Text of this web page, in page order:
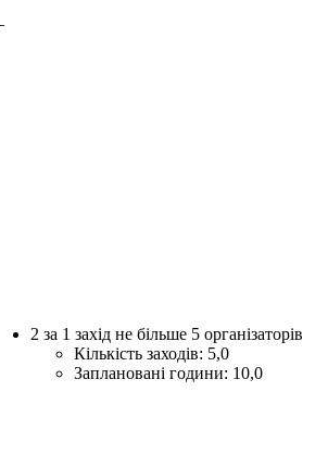
2 за 1 захід не більше 5 організаторів
Кількість заходів: 5,0
Заплановані години: 10,0